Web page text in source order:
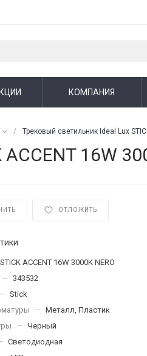
КОМПАНИЯ
/ Трековый светильник Ideal Lux
16W
ОТЛОЖИТЬ
STICK ACCENT 16W 3000K NERO
— 343532
— Stick
— Металл, Пластик
— Черный
Светодиодная